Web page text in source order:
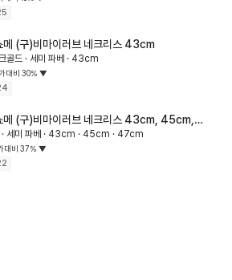
메 (구)비마이러브 네크리스 43cm
골드 · 세미 파베 · 43cm
대비 30% ▼
메 (구)비마이러브 네크리스 43cm, 45cm,
· 세미 파베 · 43cm · 45cm · 47cm
대비 37% ▼